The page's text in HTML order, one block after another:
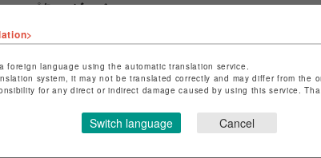
ョップ名
ビーバー
舗名
特定商取引法など法令に基づく表記は こちら
ョップお問い合わせはこちら
foreign language using the automatic translation service.
system, it may not be translated correctly and may differ from the
for any direct or indirect damage caused by using this service.
Switch language Cancel